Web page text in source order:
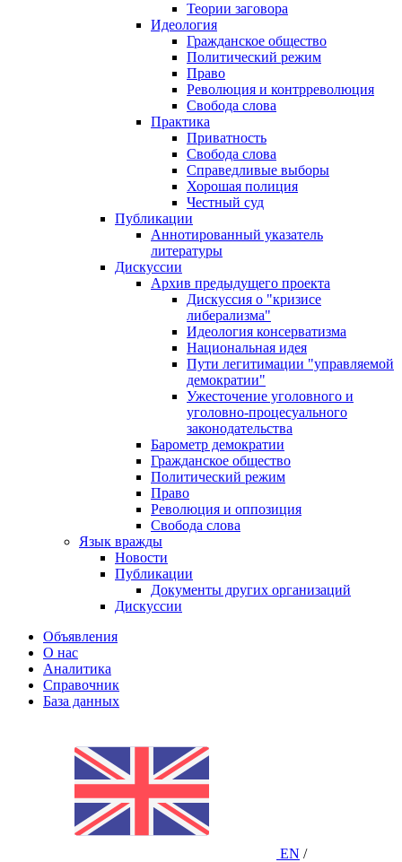
Теории заговора
Идеология
Гражданское общество
Политический режим
Право
Революция и контрреволюция
Свобода слова
Практика
Приватность
Свобода слова
Справедливые выборы
Хорошая полиция
Честный суд
Публикации
Аннотированный указатель
литературы
Дискуссии
Архив предыдущего проекта
Дискуссия о "кризисе
либерализма"
Идеология консерватизма
Национальная идея
Пути легитимации "управляемой
демократии"
Ужесточение уголовного и
уголовно-процесуального
законодательства
Барометр демократии
Гражданское общество
Политический режим
Право
Революция и оппозиция
Свобода слова
Язык вражды
Новости
Публикации
Документы других организаций
Дискуссии
Объявления
О нас
Аналитика
Справочник
База данных
EN /